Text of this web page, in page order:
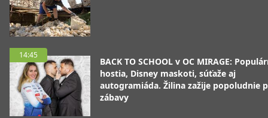
14:45
BACK TO SCHOOL v OC MIRAGE:
hostia, Disney maskoti, súťaže aj
autogramiáda. Žilina zažije popoludnie
zábavy